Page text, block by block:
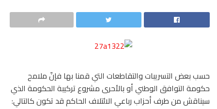
حسب بعض التسريبات والتقاطعات التي قمنا بها فإنّ ملامح
حكومة التوافق الوطني أو بالأحرى مشروع تركيبة الحكومة الذي
سيناقش من طرف أحزاب رباعي الائتلاف الحاكم قد تكون كالتالي: